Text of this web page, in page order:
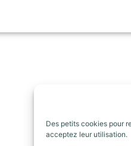
Des petits cookies pour
acceptez leur utilisation.